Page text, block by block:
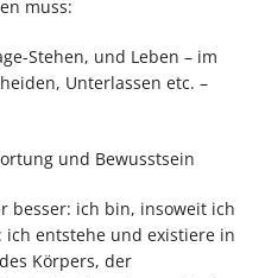
muss:
Stehen, und Leben – im
Unterlassen etc. –
und Bewusstsein
besser: ich bin, insoweit ich
entstehe und existiere in
Körpers, der